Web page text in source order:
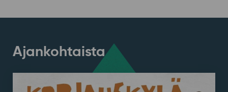
Ajankohtaista